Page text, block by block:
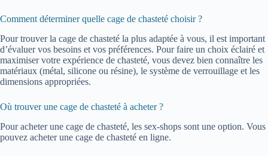
Comment déterminer quelle cage de chasteté choisir ?
Pour trouver la cage de chasteté la plus adaptée à vous, il est important
d’évaluer vos besoins et vos préférences. Pour faire un choix éclairé et
maximiser votre expérience de chasteté, vous devez bien connaître les
matériaux (métal, silicone ou résine), le système de verrouillage et les
dimensions appropriées.
Où trouver une cage de chasteté à acheter ?
Pour acheter une cage de chasteté, les sex-shops sont une option. Vous
pouvez acheter une cage de chasteté en ligne.